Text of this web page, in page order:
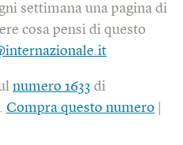
settimana una pagina di
cosa pensi di questo
numero 1633 di
Compra questo numero